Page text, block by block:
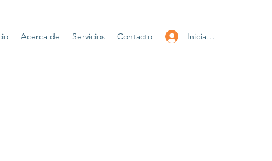
Iniciar sesión
Acerca de Servicios Contacto